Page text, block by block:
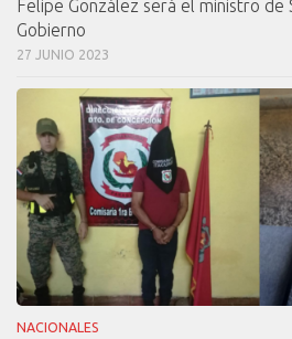
Felipe González será el ministro de
Gobierno
27 JUNIO 2023
NACIONALES